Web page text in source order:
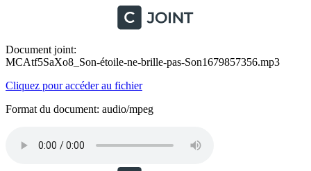
Document joint:
MCAtf5SaXo8_Son-étoile-ne-brille-pas-Son1679857356.mp3
Cliquez pour accéder au fichier
Format du document: audio/mpeg